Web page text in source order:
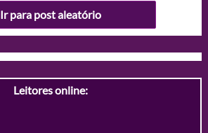
Ir para post aleatório
Leitores online: